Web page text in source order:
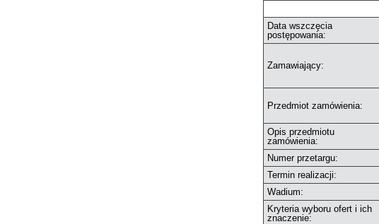
Data wszczęcia
postępowania:
Zamawiający:
Przedmiot zamówienia:
Opis przedmiotu
zamówienia:
Numer przetargu:
Termin realizacji:
Wadium:
Kryteria wyboru ofert i ich
znaczenie: